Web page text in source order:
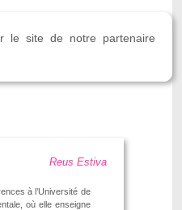
le site de notre partenaire
Reus Estiva
à l’Université de
où elle enseigne